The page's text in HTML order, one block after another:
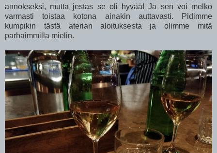
annokseksi, mutta jestas se oli hyvää! Ja sen voi melko
varmasti toistaa kotona ainakin auttavasti. Pidimme
kumpikin tästä aterian aloituksesta ja olimme mitä
parhaimmilla mielin.